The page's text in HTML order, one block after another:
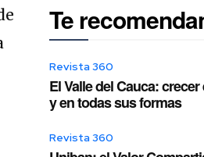
Te
Revista 360
El Valle del Cauca:
y en todas sus formas
Revista 360